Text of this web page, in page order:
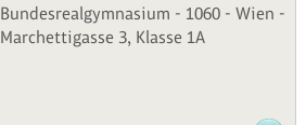
Bundesrealgymnasium - 1060 - Wien -
Marchettigasse 3, Klasse 1A